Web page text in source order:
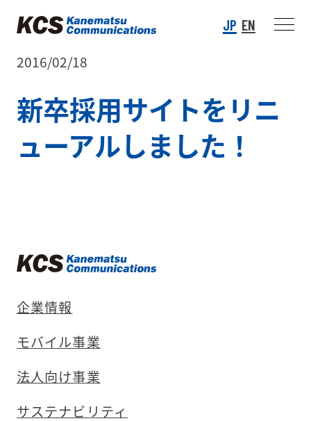
JP EN
2016/02/18
新卒採用サイトをリニ
ューアルしました！
企業情報
モバイル事業
法人向け事業
サステナビリティ